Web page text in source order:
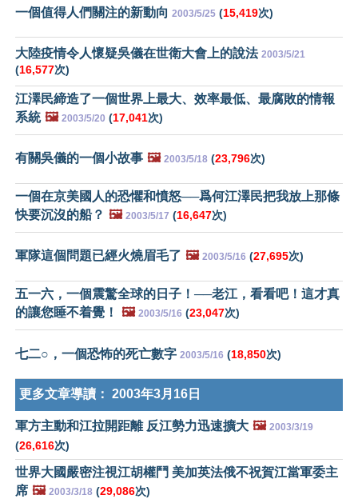
一個值得人們關注的新動向 2003/5/25 (15,419次)
大陸疫情令人懷疑吳儀在世衛大會上的說法 2003/5/21
(16,577次)
江澤民締造了一個世界上最大、效率最低、最腐敗的情報
系統 🖼️ 2003/5/20 (17,041次)
有關吳儀的一個小故事 🖼️ 2003/5/18 (23,796次)
一個在京美國人的恐懼和憤怒──爲何江澤民把我放上那條
快要沉沒的船？ 🖼️ 2003/5/17 (16,647次)
軍隊這個問題已經火燒眉毛了 🖼️ 2003/5/16 (27,695次)
五一六，一個震驚全球的日子！──老江，看看吧！這才真
的讓您睡不着覺！
🖼️ 2003/5/16 (23,047次)
七二○，一個恐怖的死亡數字 2003/5/16 (18,850次)
更多文章導讀： 2003年3月16日
軍方主動和江拉開距離 反江勢力迅速擴大 🖼️ 2003/3/19
(26,616次)
世界大國嚴密注視江胡權鬥 美加英法俄不祝賀江當軍委主
席 🖼️ 2003/3/18 (29,086次)